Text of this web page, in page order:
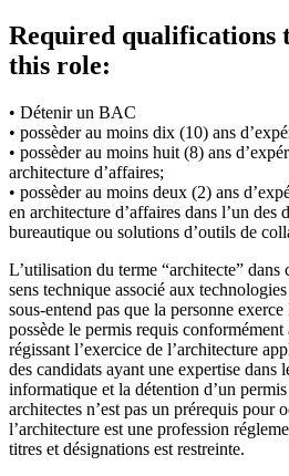
Required qualifications
this role:
• Détenir un BAC
• possèder au moins dix (10) ans
• possèder au moins huit (8) ans
architecture d’affaires;
• possèder au moins deux (2) ans
en architecture d’affaires dans l’un des
bureautique ou solutions d’outils de
L’utilisation du terme “architecte” dans
sens technique associé aux
sous-entend pas que la personne
possède le permis requis
régissant l’exercice de l’architecture
des candidats ayant une expertise dans
informatique et la détention d’un
architectes n’est pas un prérequis pour
l’architecture est une profession
titres et désignations est restreinte.